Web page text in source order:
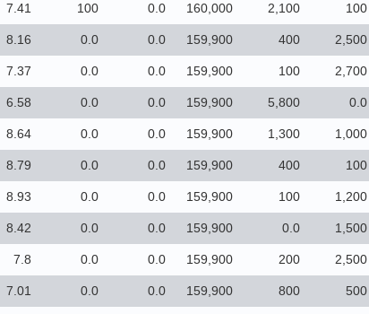
7.41 100 0.0 160,000 2,100 100
8.16 0.0 0.0 159,900 400 2,500
7.37 0.0 0.0 159,900 100 2,700
6.58 0.0 0.0 159,900 5,800 0.0
8.64 0.0 0.0 159,900 1,300 1,000
8.79 0.0 0.0 159,900 400 100
8.93 0.0 0.0 159,900 100 1,200
8.42 0.0 0.0 159,900 0.0 1,500
7.8 0.0 0.0 159,900 200 2,500
7.01 0.0 0.0 159,900 800 500